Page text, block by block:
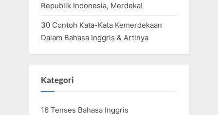
Republik Indonesia, Merdeka!
30 Contoh Kata-Kata Kemerdekaan
Dalam Bahasa Inggris & Artinya
Kategori
16 Tenses Bahasa Inggris